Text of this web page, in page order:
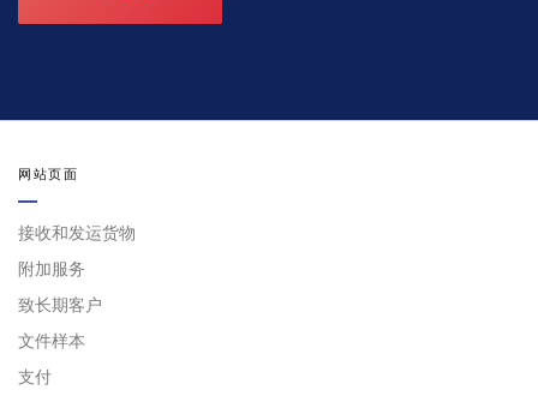
网站页面
接收和发运货物
附加服务
致长期客户
文件样本
支付